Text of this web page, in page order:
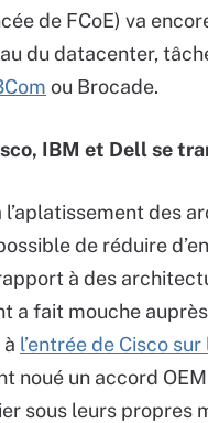
de FCoE) va
du datacenter,
ou Brocade.
IBM et Dell se
des
de réduire
à des
a fait mouche
l’entrée de Cisco
noué un accord
sous leurs propres